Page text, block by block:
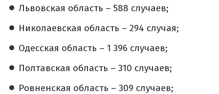
Львовская область – 588 случаев;
Николаевская область – 294 случая;
Одесская область – 1 396 случаев;
Полтавская область – 310 случаев;
Ровненская область – 309 случаев;